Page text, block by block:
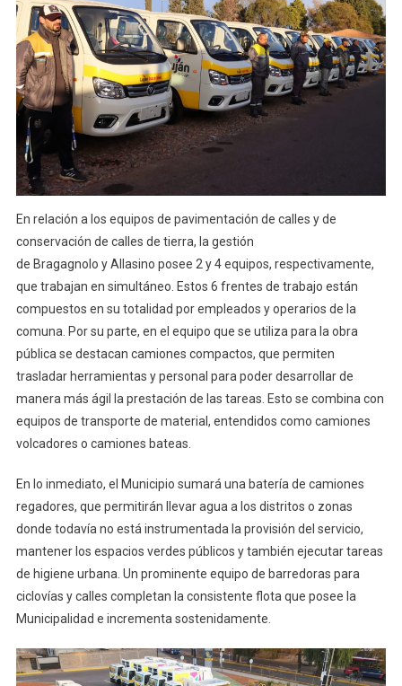
En relación a los equipos de pavimentación de calles y de
conservación de calles de tierra, la gestión
de Bragagnolo y Allasino posee 2 y 4 equipos, respectivamente,
que trabajan en simultáneo. Estos 6 frentes de trabajo están
compuestos en su totalidad por empleados y operarios de la
comuna. Por su parte, en el equipo que se utiliza para la obra
pública se destacan camiones compactos, que permiten
trasladar herramientas y personal para poder desarrollar de
manera más ágil la prestación de las tareas. Esto se combina con
equipos de transporte de material, entendidos como camiones
volcadores o camiones bateas.
En lo inmediato, el Municipio sumará una batería de camiones
regadores, que permitirán llevar agua a los distritos o zonas
donde todavía no está instrumentada la provisión del servicio,
mantener los espacios verdes públicos y también ejecutar tareas
de higiene urbana. Un prominente equipo de barredoras para
ciclovías y calles completan la consistente flota que posee la
Municipalidad e incrementa sostenidamente.